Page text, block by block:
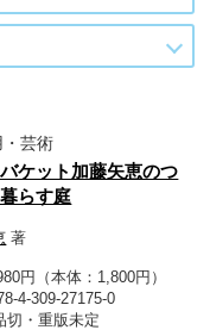
・芸術
ケット加藤矢恵のつ
らす庭
著
円（本体：1,800円）
4-309-27175-0
切・重版未定